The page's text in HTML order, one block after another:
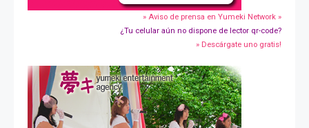
» Aviso de prensa en Yumeki Network »
¿Tu celular aún no dispone de lector qr-code?
» Descárgate uno gratis!